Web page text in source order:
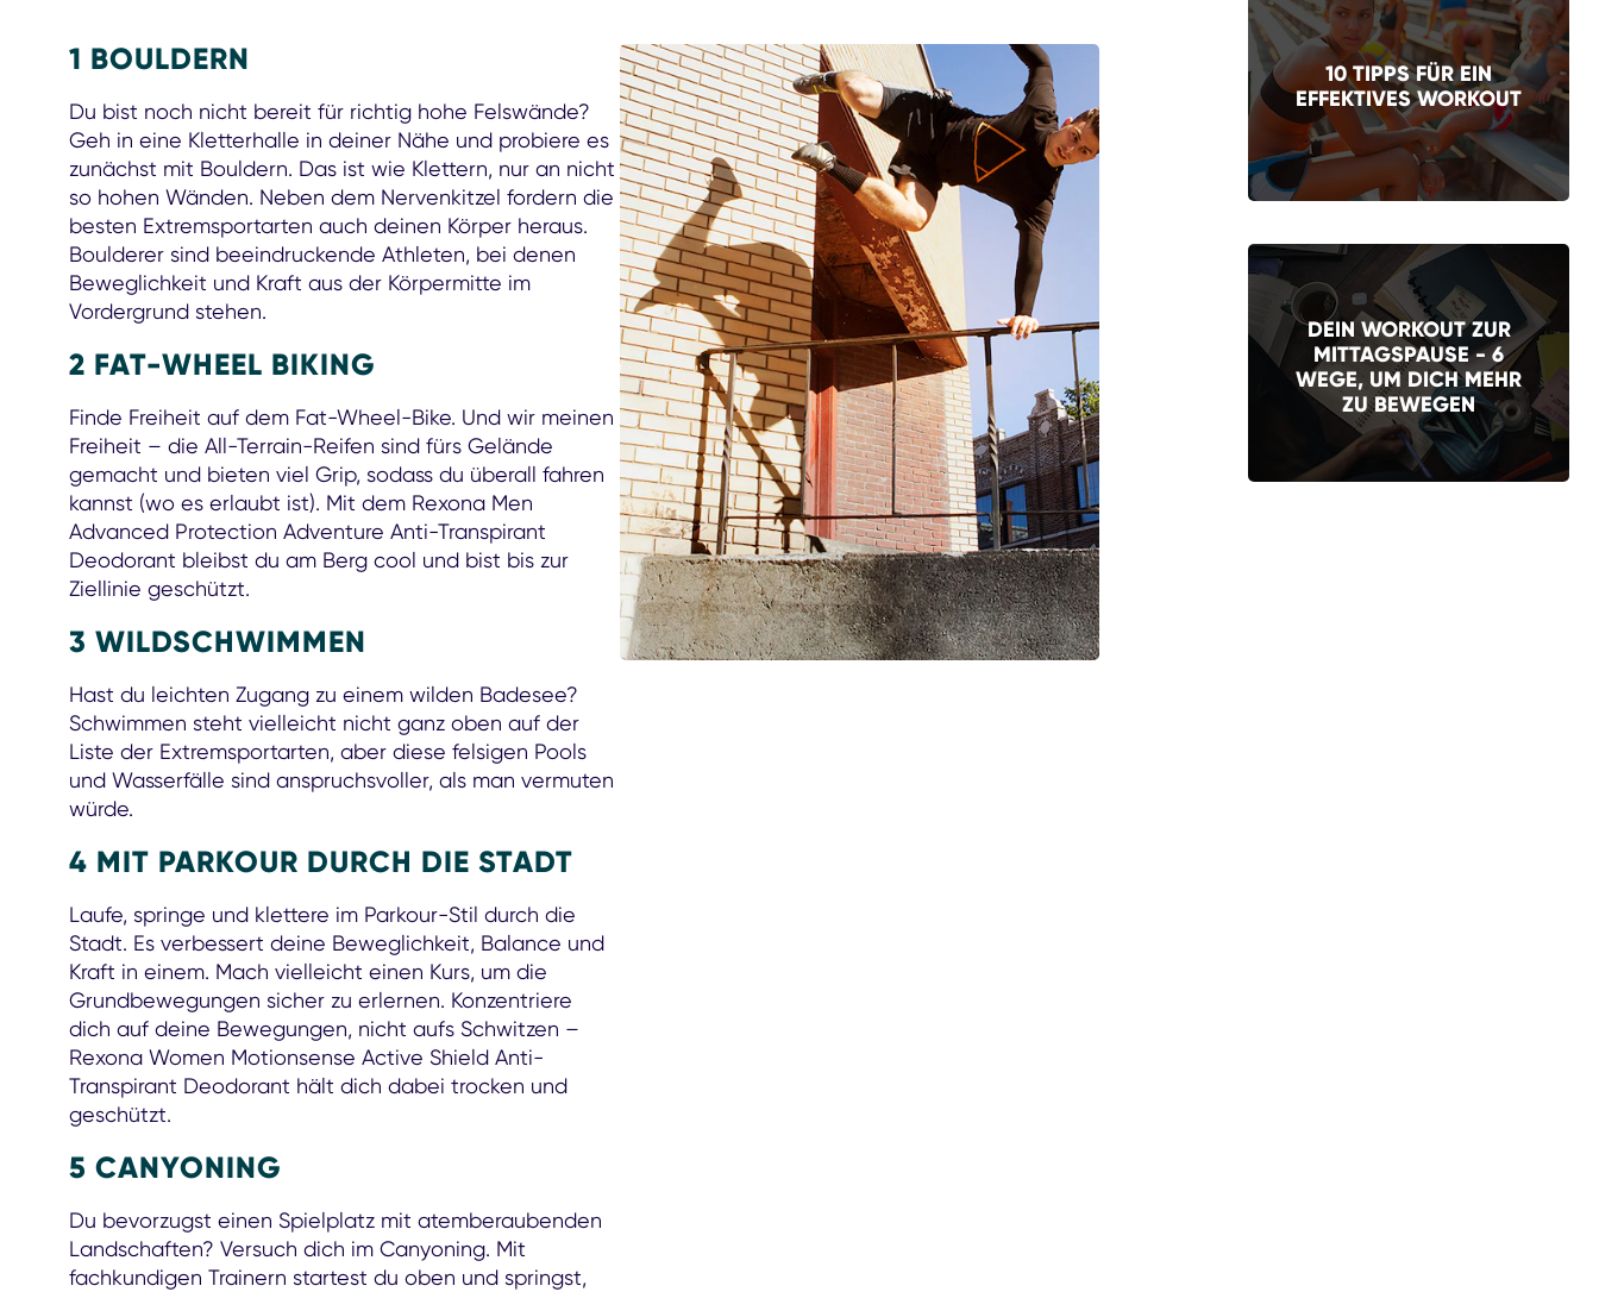
1 BOULDERN
Du bist noch nicht bereit für richtig hohe Felswände?
Geh in eine Kletterhalle in deiner Nähe und probiere es
zunächst mit Bouldern. Das ist wie Klettern, nur an nicht
so hohen Wänden. Neben dem Nervenkitzel fordern die
besten Extremsportarten auch deinen Körper heraus.
Boulderer sind beeindruckende Athleten, bei denen
Beweglichkeit und Kraft aus der Körpermitte im
Vordergrund stehen.
2 FAT-WHEEL BIKING
Finde Freiheit auf dem Fat-Wheel-Bike. Und wir meinen
Freiheit – die All-Terrain-Reifen sind fürs Gelände
gemacht und bieten viel Grip, sodass du überall fahren
kannst (wo es erlaubt ist). Mit dem Rexona Men
Advanced Protection Adventure Anti-Transpirant
Deodorant bleibst du am Berg cool und bist bis zur
Ziellinie geschützt.
3 WILDSCHWIMMEN
Hast du leichten Zugang zu einem wilden Badesee?
Schwimmen steht vielleicht nicht ganz oben auf der
Liste der Extremsportarten, aber diese felsigen Pools
und Wasserfälle sind anspruchsvoller, als man vermuten
würde.
4 MIT PARKOUR DURCH DIE STADT
Laufe, springe und klettere im Parkour-Stil durch die
Stadt. Es verbessert deine Beweglichkeit, Balance und
Kraft in einem. Mach vielleicht einen Kurs, um die
Grundbewegungen sicher zu erlernen. Konzentriere
dich auf deine Bewegungen, nicht aufs Schwitzen –
Rexona Women Motionsense Active Shield Anti-
Transpirant Deodorant hält dich dabei trocken und
geschützt.
5 CANYONING
Du bevorzugst einen Spielplatz mit atemberaubenden
Landschaften? Versuch dich im Canyoning. Mit
fachkundigen Trainern startest du oben und springst,
10 TIPPS FÜR EIN
EFFEKTIVES WORKOUT
DEIN WORKOUT ZUR
MITTAGSPAUSE - 6
WEGE, UM DICH MEHR
ZU BEWEGEN